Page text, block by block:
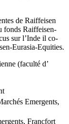
de Raiffeisen
fonds Raiffeisen-
sur l’Inde il co-
Eurasia-Equities.
(faculté d’
Emergents,
Francfort